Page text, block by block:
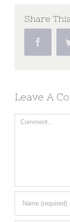
Share
Leave A
Comment